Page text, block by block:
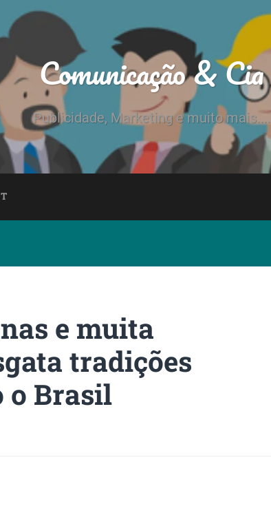
Comunicação & Cia
Publicidade, Marketing e muito mais....
e muita
tradições
o Brasil